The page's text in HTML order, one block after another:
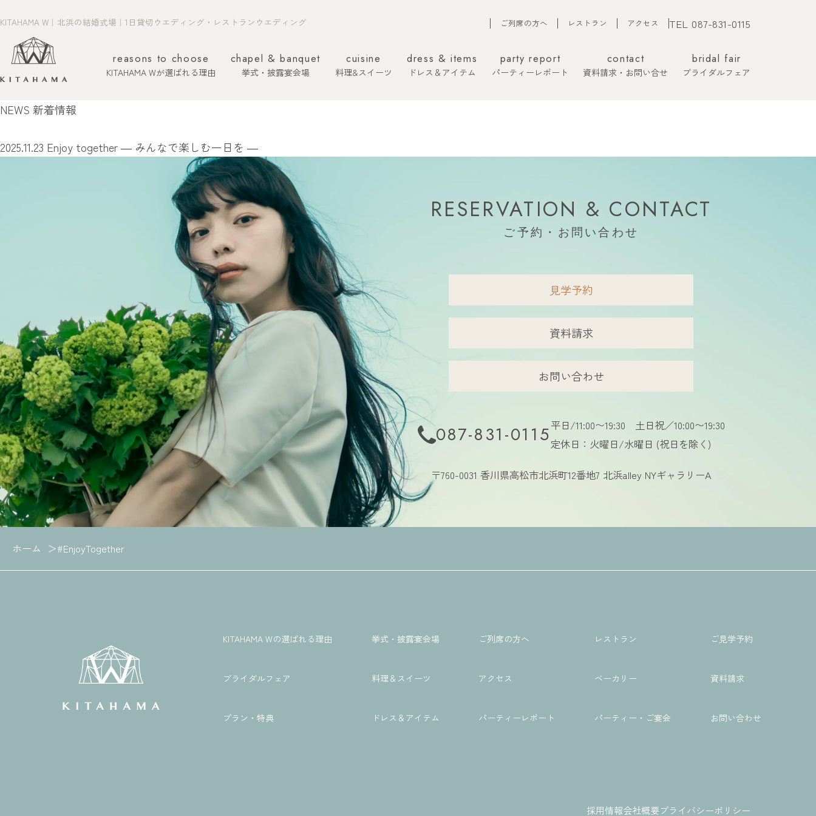
KITAHAMA W｜北浜の結婚式場｜1日貸切ウエディング・レストランウエディング ご列席の方へ レストラン アクセス TEL 087-831-0115
reasons to choose
KITAHAMA Wが選ばれる理由
chapel & banquet
挙式・披露宴会場
cuisine
料理&スイーツ
dress & items
ドレス＆アイテム
party report
パーティーレポート
contact
資料請求・お問い合せ
bridal fair
ブライダルフェア
NEWS 新着情報
2025.11.23 Enjoy together ― みんなで楽しむ一日を ―
RESERVATION & CONTACT
ご予約・お問い合わせ
見学予約
資料請求
お問い合わせ
087-831-0115平日/11:00〜19:30 土日祝／10:00〜19:30
定休日：火曜日/水曜日 (祝日を除く)
〒760-0031 香川県高松市北浜町12番地7 北浜alley NYギャラリーA
ホーム #EnjoyTogether
KITAHAMA Wの選ばれる理由
ブライダルフェア
プラン・特典
挙式・披露宴会場
料理＆スイーツ
ドレス＆アイテム
ご列席の方へ
アクセス
パーティーレポート
レストラン
ベーカリー
パーティー・ご宴会
ご見学予約
資料請求
お問い合わせ
採用情報会社概要プライバシーポリシー